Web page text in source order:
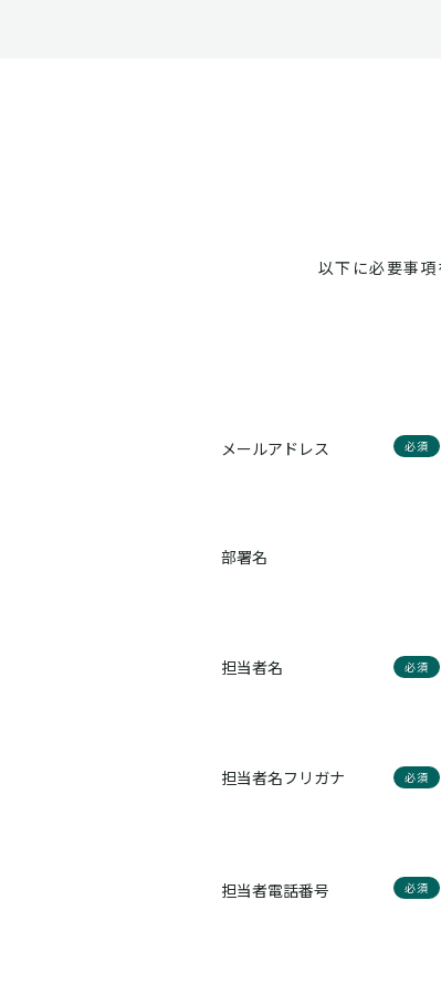
以下に必要事
メールアドレス 必須
部署名
担当者名 必須
担当者名フリガナ 必須
担当者電話番号 必須